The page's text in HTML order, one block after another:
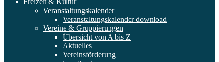
Freizeit & Kultur
Veranstaltungskalender
Veranstaltungskalender download
Vereine & Gruppierungen
Übersicht von A bis Z
Aktuelles
Vereinsförderung